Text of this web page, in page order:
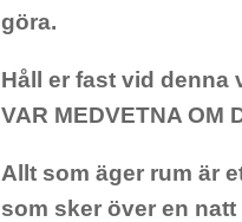
göra.
Håll er fast vid
VAR MEDVETNA OM
Allt som äger rum är
som sker över en